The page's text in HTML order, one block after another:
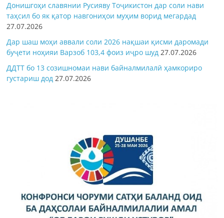
Донишгоҳи славянии Русияву Тоҷикистон дар соли нави
таҳсил бо як қатор навгониҳои муҳим ворид мегардад
27.07.2026
Дар шаш моҳи аввали соли 2026 нақшаи қисми даромади
буҷети ноҳияи Варзоб 103,4 фоиз иҷро шуд 27.07.2026
ДДТТ бо 13 созишномаи нави байналмилалӣ ҳамкориро
густариш дод 27.07.2026